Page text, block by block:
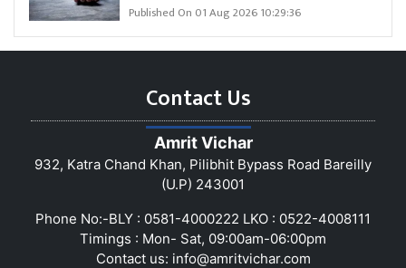
Published On 01 Aug 2026 10:29:36
Contact Us
Amrit Vichar
932, Katra Chand Khan, Pilibhit Bypass Road Bareilly
(U.P) 243001
Phone No:-BLY : 0581-4000222 LKO : 0522-4008111
Timings : Mon- Sat, 09:00am-06:00pm
Contact us: info@amritvichar.com